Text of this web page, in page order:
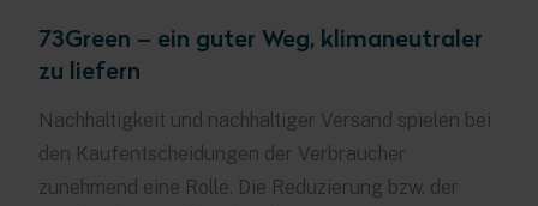
73Green – ein guter Weg, klimaneutraler
zu liefern
Nachhaltigkeit und nachhaltiger Versand spielen bei
den Kaufentscheidungen der Verbraucher
zunehmend eine Rolle. Die Reduzierung bzw. der